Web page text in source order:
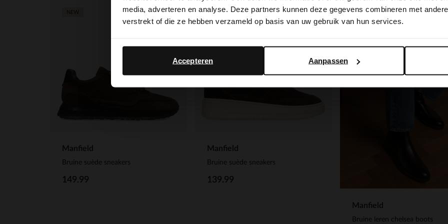
media, adverteren en analyse. Deze partners kunnen deze gegevens combineren met
verstrekt of die ze hebben verzameld op basis van uw gebruik van hun services.
Aanpassen
Accepteren
Manfield
Bruine suède sneakers
149.99
Manfield
Bruine suède sneakers
139.99
NEW
Manfield
Bruine leren chelsea boots
NEW